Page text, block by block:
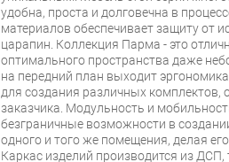
удобна, проста и долговечна в
материалов обеспечивает защиту от
царапин. Коллекция Парма - это
оптимального пространства даже
на передний план выходит
для создания различных
заказчика. Модульность и
безграничные возможности в
одного и того же помещения, делая
Каркас изделий производится из